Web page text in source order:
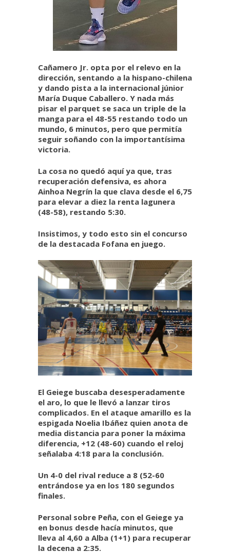
Cañamero Jr. opta por el relevo en la
dirección, sentando a la hispano-chilena
y dando pista a la internacional júnior
María Duque Caballero. Y nada más
pisar el parquet se saca un triple de la
manga para el 48-55 restando todo un
mundo, 6 minutos, pero que permitía
seguir soñando con la importantísima
victoria.
La cosa no quedó aquí ya que, tras
recuperación defensiva, es ahora
Ainhoa Negrín la que clava desde el 6,75
para elevar a diez la renta lagunera
(48-58), restando 5:30.
Insistimos, y todo esto sin el concurso
de la destacada Fofana en juego.
El Geiege buscaba desesperadamente
el aro, lo que le llevó a lanzar tiros
complicados. En el ataque amarillo es la
espigada Noelia Ibáñez quien anota de
media distancia para poner la máxima
diferencia, +12 (48-60) cuando el reloj
señalaba 4:18 para la conclusión.
Un 4-0 del rival reduce a 8 (52-60
entrándose ya en los 180 segundos
finales.
Personal sobre Peña, con el Geiege ya
en bonus desde hacía minutos, que
lleva al 4,60 a Alba (1+1) para recuperar
la decena a 2:35.